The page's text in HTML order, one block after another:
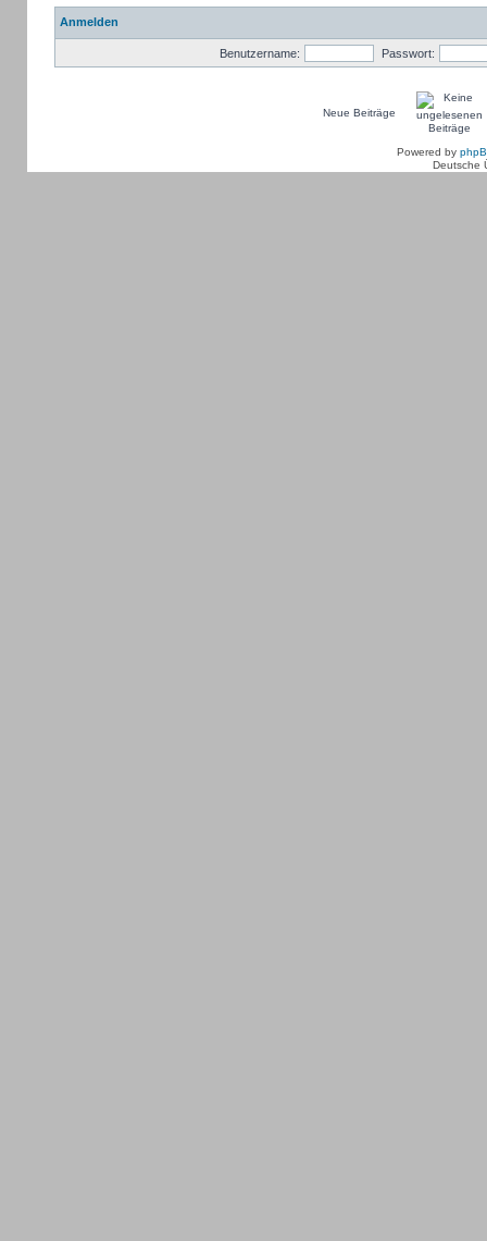
Anmelden
Benutzername: Passwort:
Neue Beiträge
Powered by
Deutsche